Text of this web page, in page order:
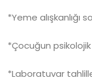
*Yeme alışkanlığı
*Çocuğun
*Laboratuvar